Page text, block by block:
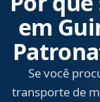
em
Se você
transporte de